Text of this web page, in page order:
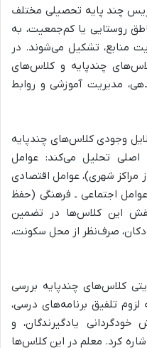
چند پایه تحصیلی مختلف
روستایی یا کم‌جمعیت، به
منابع، تشکیل می‌شوند. در
چندپایه و کلاس‌های
مدیریت آموزشی و روابط
وجودی کلاس‌های چندپایه
اصلی تحلیل می‌کند: عوامل
مراکز شهری)، عوامل اقتصادی
اجتماعی ـ فرهنگی (حفظ
این کلاس‌ها در تضمین
صرف‌نظر از محل سکونت،
کلاس‌های چندپایه بررسی
لزوم تلفیق برنامه‌های درسی،
یادگیرندگان، و
کرد. معلم در این کلاس‌ها